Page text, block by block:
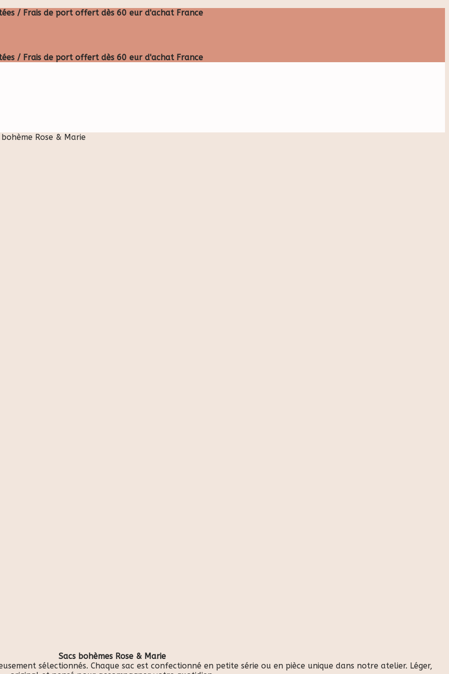
/ Frais de port offert dès 60 eur d'achat France
/ Frais de port offert dès 60 eur d'achat France
Rose & Marie
Sacs bohèmes Rose & Marie
sélectionnés. Chaque sac est confectionné en petite série ou en pièce unique dans notre atelier. Léger,